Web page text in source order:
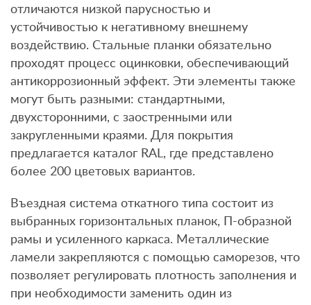
отличаются низкой парусностью и
устойчивостью к негативному внешнему
воздействию. Стальные планки обязательно
проходят процесс оцинковки, обеспечивающий
антикоррозионный эффект. Эти элементы также
могут быть разными: стандартными,
двухсторонними, с заостренными или
закругленными краями. Для покрытия
предлагается каталог RAL, где представлено
более 200 цветовых вариантов.
Въездная система откатного типа состоит из
выбранных горизонтальных планок, П-образной
рамы и усиленного каркаса. Металлические
ламели закрепляются с помощью саморезов, что
позволяет регулировать плотность заполнения и
при необходимости заменить один из